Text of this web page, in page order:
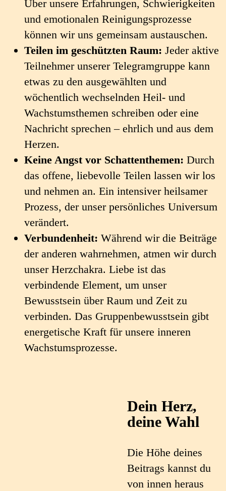
Über unsere Erfahrungen, Schwierigkeiten
und emotionalen Reinigungsprozesse
können wir uns gemeinsam austauschen.
Teilen im geschützten Raum: Jeder aktive
Teilnehmer unserer Telegramgruppe kann
etwas zu den ausgewählten und
wöchentlich wechselnden Heil- und
Wachstumsthemen schreiben oder eine
Nachricht sprechen – ehrlich und aus dem
Herzen.
Keine Angst vor Schattenthemen: Durch
das offene, liebevolle Teilen lassen wir los
und nehmen an. Ein intensiver heilsamer
Prozess, der unser persönliches Universum
verändert.
Verbundenheit: Während wir die Beiträge
der anderen wahrnehmen, atmen wir durch
unser Herzchakra. Liebe ist das
verbindende Element, um unser
Bewusstsein über Raum und Zeit zu
verbinden. Das Gruppenbewusstsein gibt
energetische Kraft für unsere inneren
Wachstumsprozesse.
Dein Herz,
deine Wahl
Die Höhe deines
Beitrags kannst du
von innen heraus